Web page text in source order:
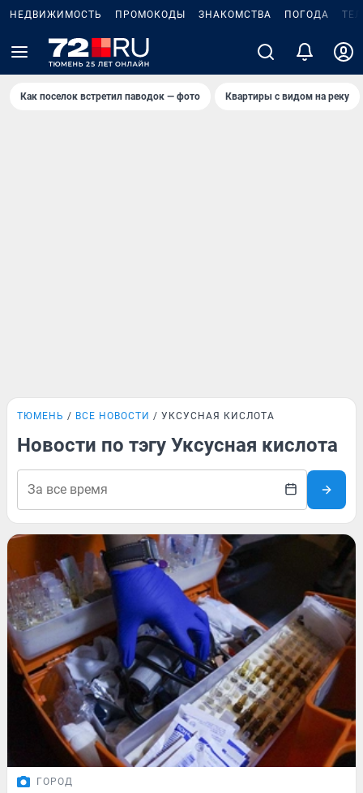
НЕДВИЖИМОСТЬ ПРОМОКОДЫ ЗНАКОМСТВА ПОГОДА
Как поселок встретил паводок — фото Квартиры с видом на реку
ТЮМЕНЬ ВСЕ НОВОСТИ УКСУСНАЯ КИСЛОТА
Новости по тэгу Уксусная кислота
ГОРОД